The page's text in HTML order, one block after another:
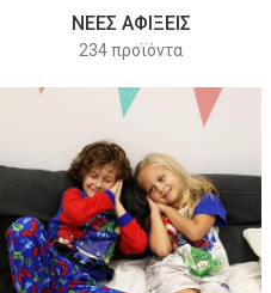
ΝΕΕΣ ΑΦΙΞΕΙΣ
234 προϊόντα